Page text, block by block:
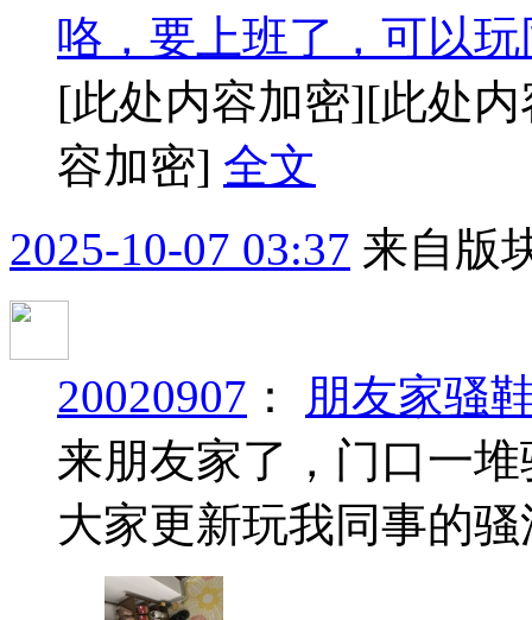
咯，要上班了，可以
[此处内容加密][此处
容加密] 全文
2025-10-07 03:37 来自版
20020907 ：
朋友家骚
来朋友家了，门口一
大家更新玩我同事的